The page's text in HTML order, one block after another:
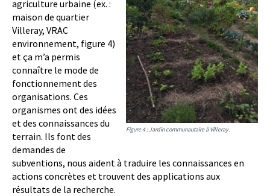
Figure 4 : Jardin communautaire à Villeray.
agriculture urbaine (ex. :
maison de quartier
Villeray, VRAC
environnement, figure 4)
et ça m’a permis
connaître le mode de
fonctionnement des
organisations. Ces
organismes ont des idées
et des connaissances du
terrain. Ils font des
demandes de
subventions, nous aident à traduire les connaissances en
actions concrètes et trouvent des applications aux
résultats de la recherche.